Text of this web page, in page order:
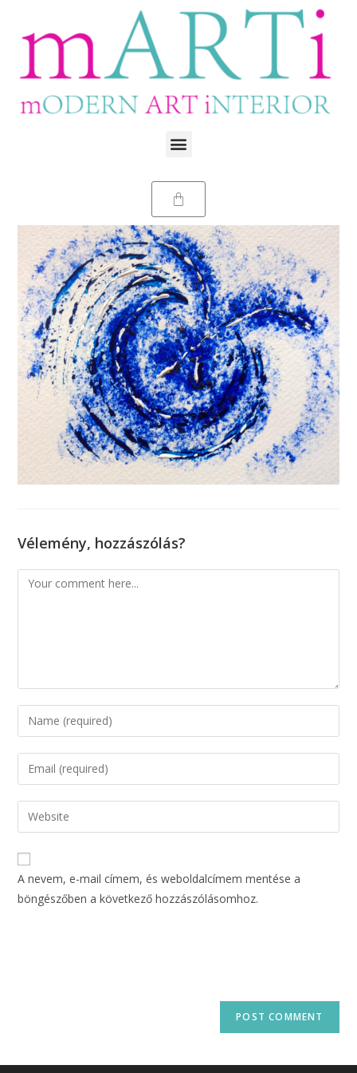
Vélemény, hozzászólás?
A nevem, e-mail címem, és weboldalcímem mentése a
böngészőben a következő hozzászólásomhoz.